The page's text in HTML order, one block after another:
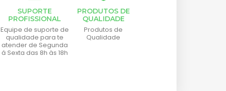
SUPORTE
PROFISSIONAL
Equipe de suporte de
qualidade para te
atender de Segunda
á Sexta das 8h às 18h
PRODUTOS DE
QUALIDADE
Produtos de
Qualidade